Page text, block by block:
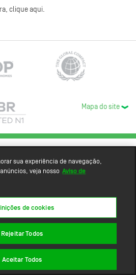
clique aqui.
Mapa do site
sua experiência de navegação,
veja nosso Aviso de
de cookies
Rejeitar Todos
Aceitar Todos